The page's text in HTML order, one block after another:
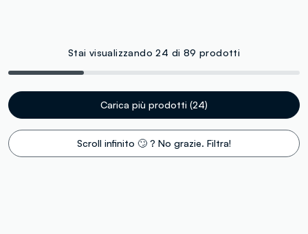
Stai visualizzando 24 di 89 prodotti
Carica più prodotti (24)
Scroll infinito 🙄 ? No grazie. Filtra!